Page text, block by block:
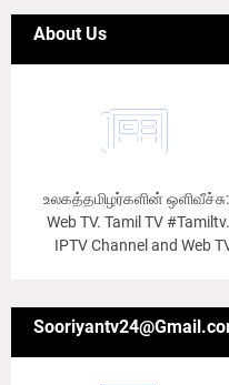
About Us
உலகத்தமிழர்களின்
Web TV. Tamil TV
IPTV Channel and Web